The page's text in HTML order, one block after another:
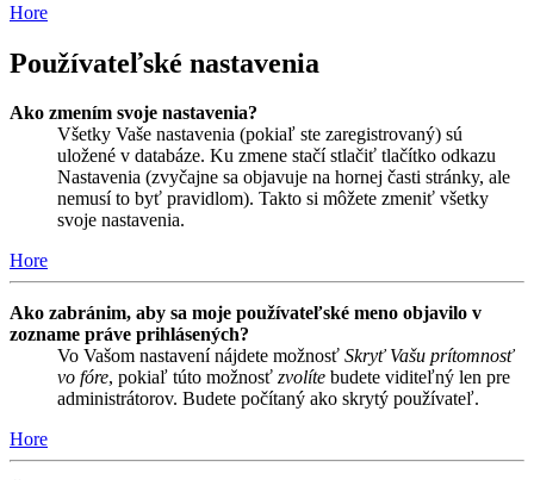
Hore
Používateľské nastavenia
Ako zmením svoje nastavenia?
Všetky Vaše nastavenia (pokiaľ ste zaregistrovaný) sú
uložené v databáze. Ku zmene stačí stlačiť tlačítko odkazu
Nastavenia (zvyčajne sa objavuje na hornej časti stránky, ale
nemusí to byť pravidlom). Takto si môžete zmeniť všetky
svoje nastavenia.
Hore
Ako zabránim, aby sa moje používateľské meno objavilo v
zozname práve prihlásených?
Vo Vašom nastavení nájdete možnosť Skryť Vašu prítomnosť
vo fóre, pokiaľ túto možnosť zvolíte budete viditeľný len pre
administrátorov. Budete počítaný ako skrytý používateľ.
Hore